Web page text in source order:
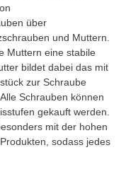
über
und Muttern.
Muttern eine stabile
bildet dabei das mit
zur Schraube
Schrauben können
gekauft werden.
mit der hohen
sodass jedes